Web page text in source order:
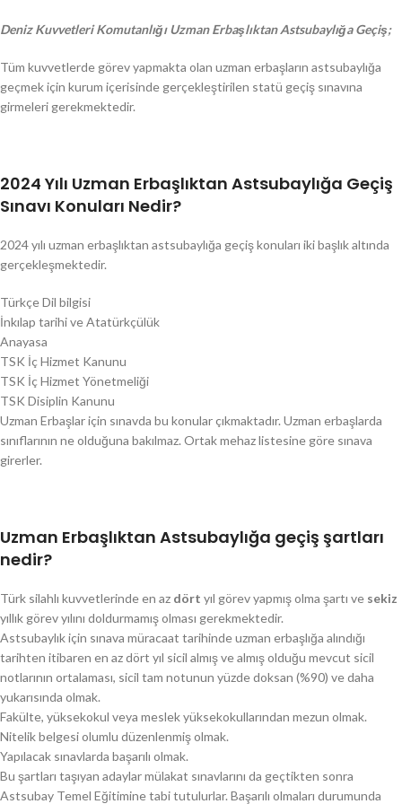
Deniz Kuvvetleri Komutanlığı Uzman Erbaşlıktan Astsubaylığa Geçiş;
Tüm kuvvetlerde görev yapmakta olan uzman erbaşların astsubaylığa
geçmek için kurum içerisinde gerçekleştirilen statü geçiş sınavına
girmeleri gerekmektedir.
2024 Yılı Uzman Erbaşlıktan Astsubaylığa Geçiş
Sınavı Konuları Nedir?
2024 yılı uzman erbaşlıktan astsubaylığa geçiş konuları iki başlık altında
gerçekleşmektedir.
Türkçe Dil bilgisi
İnkılap tarihi ve Atatürkçülük
Anayasa
TSK İç Hizmet Kanunu
TSK İç Hizmet Yönetmeliği
TSK Disiplin Kanunu
Uzman Erbaşlar için sınavda bu konular çıkmaktadır. Uzman erbaşlarda
sınıflarının ne olduğuna bakılmaz. Ortak mehaz listesine göre sınava
girerler.
Uzman Erbaşlıktan Astsubaylığa geçiş şartları
nedir?
Türk silahlı kuvvetlerinde en az dört yıl görev yapmış olma şartı ve sekiz
yıllık görev yılını doldurmamış olması gerekmektedir.
Astsubaylık için sınava müracaat tarihinde uzman erbaşlığa alındığı
tarihten itibaren en az dört yıl sicil almış ve almış olduğu mevcut sicil
notlarının ortalaması, sicil tam notunun yüzde doksan (%90) ve daha
yukarısında olmak.
Fakülte, yüksekokul veya meslek yüksekokullarından mezun olmak.
Nitelik belgesi olumlu düzenlenmiş olmak.
Yapılacak sınavlarda başarılı olmak.
Bu şartları taşıyan adaylar mülakat sınavlarını da geçtikten sonra
Astsubay Temel Eğitimine tabi tutulurlar. Başarılı olmaları durumunda